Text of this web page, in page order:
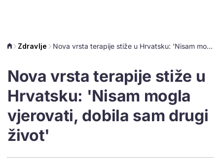
Zdravlje Nova vrsta terapije stiže u Hrvatsku: 'Nisam mogla vjerovati, dobila sam drugi život'
Nova vrsta terapije stiže u
Hrvatsku: 'Nisam mogla
vjerovati, dobila sam drugi
život'